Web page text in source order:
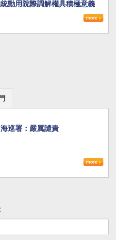
動用院際調解權具積極意義
巡署：嚴厲譴責